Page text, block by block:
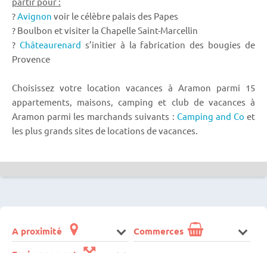
?Avignon voir le célèbre palais des Papes
? Boulbon et visiter la Chapelle Saint-Marcellin
? Châteaurenard s’initier à la fabrication des bougies de
Provence
Choisissez votre location vacances à Aramon parmi 15
appartements, maisons, camping et club de vacances à
Aramon parmi les marchands suivants : Camping and Co et
les plus grands sites de locations de vacances.
A proximité
Commerces